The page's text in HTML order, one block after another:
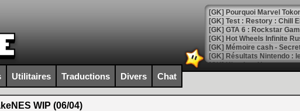
[GK] Pourquoi Marvel
[GK] Test : Restory : Chill
[GK] GTA 6 : Rockstar
[GK] Hot Wheels Infinite
[GK] Mémoire cash -
[GK] Résultats Nintendo :
[GK] Déjà des
[Mo5] Brickboy cherche à
[GK] Minecraft et ses «
Utilitaires Traductions Divers Chat
WIP (06/04)